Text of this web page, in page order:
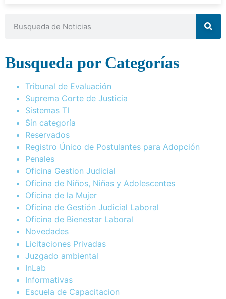
Busqueda por Categorías
Tribunal de Evaluación
Suprema Corte de Justicia
Sistemas TI
Sin categoría
Reservados
Registro Único de Postulantes para Adopción
Penales
Oficina Gestion Judicial
Oficina de Niños, Niñas y Adolescentes
Oficina de la Mujer
Oficina de Gestión Judicial Laboral
Oficina de Bienestar Laboral
Novedades
Licitaciones Privadas
Juzgado ambiental
InLab
Informativas
Escuela de Capacitacion